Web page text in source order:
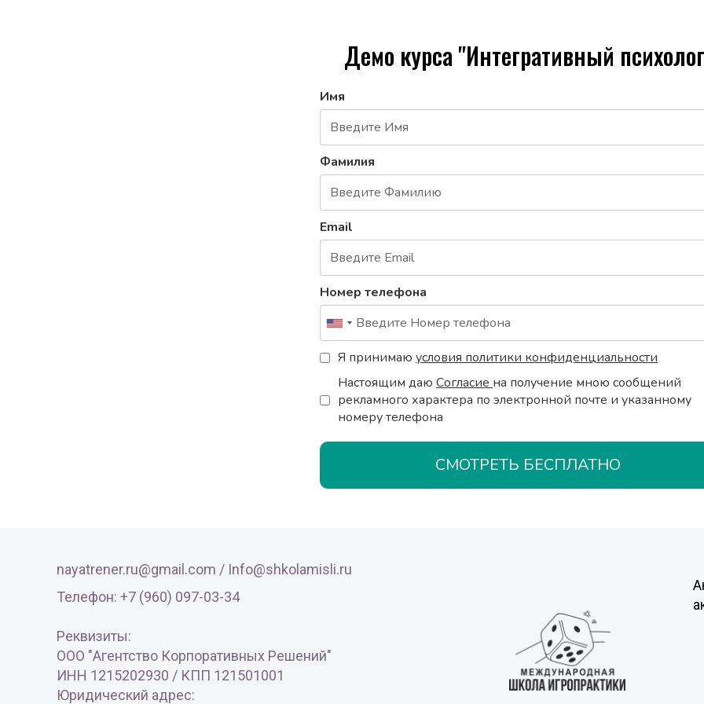
Демо курса "Интегративный
Имя
Фамилия
Email
Номер телефона
Я принимаю условия политики конфиденциальности
Настоящим даю Согласие на получение мною сообщений
рекламного характера по электронной почте и указанному
номеру телефона
СМОТРЕТЬ БЕСПЛАТНО
nayatrener.ru@gmail.com / Info@shkolamisli.ru
Телефон: +7 (960) 097-03-34
Реквизиты:
ООО "Агентство Корпоративных Решений"
ИНН 1215202930 / КПП 121501001
Юридический адрес: